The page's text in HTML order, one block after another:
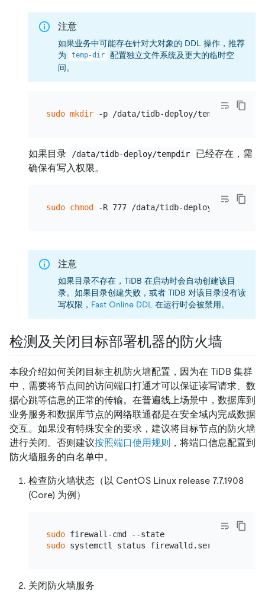
注意
如果业务中可能存在针对大对象的 DDL 操作，推荐
为
temp-dir
配置独立文件系统及更大的临时空
间。
sudo mkdir
如果目录 /data/tidb-deploy/tempdir
已经存在，需
确保有写入权限。
sudo chmod
注意
如果目录不存在，TiDB 在启动时会自动创建该目
录。如果目录创建失败，或者 TiDB 对该目录没有读
写权限， Fast Online DDL 在运行时会被禁用。
检测及关闭目标部署机器的防火墙
本段介绍如何关闭目标主机防火墙配置，因为在 TiDB 集群
中，需要将节点间的访问端口打通才可以保证读写请求、数
据心跳等信息的正常的传输。在普遍线上场景中，数据库到
业务服务和数据库节点的网络联通都是在安全域内完成数据
交互。如果没有特殊安全的要求，建议将目标节点的防火墙
进行关闭。否则建议按照端口使用规则 ，将端口信息配置到
防火墙服务的白名单中。
检查防火墙状态（以 CentOS Linux release 7.7.1908
(Core) 为例）
sudo
firewall-cmd --state
sudo
关闭防火墙服务